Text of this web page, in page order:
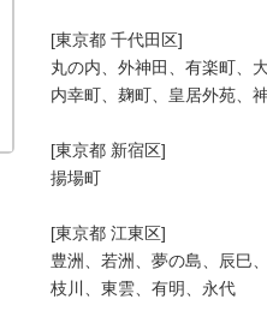
[東京都 千代田区]
丸の内、外神田、有楽町、
内幸町、麹町、皇居外苑、
[東京都 新宿区]
揚場町
[東京都 江東区]
豊洲、若洲、夢の島、辰巳
枝川、東雲、有明、永代